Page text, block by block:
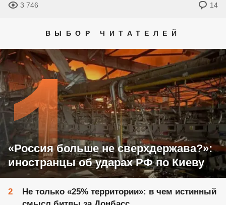
3 746 14
ВЫБОР ЧИТАТЕЛЕЙ
«Россия больше не сверхдержава?»:
иностранцы об ударах РФ по Киеву
Не только «25% территории»: в чем истинный